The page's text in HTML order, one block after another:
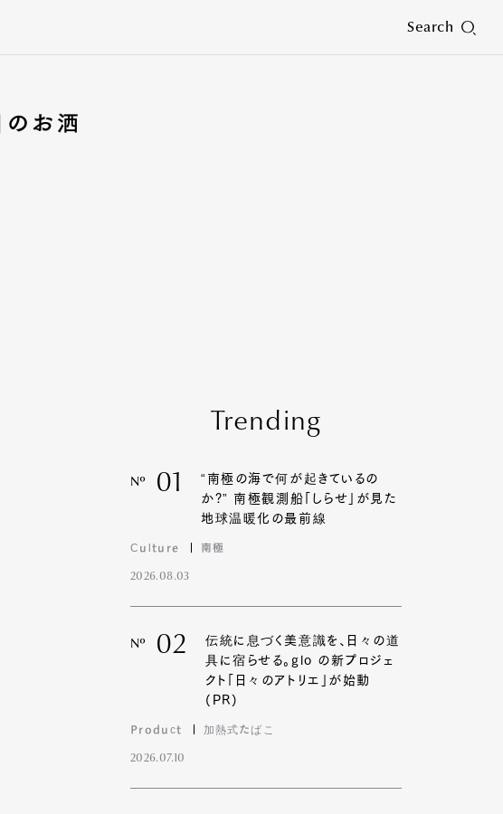
Search
のお洒
Trending
Nº 01
“南極の海で何が起きているの
か?” 南極観測船「しらせ」が見た
地球温暖化の最前線
Culture 南極
2026.08.03
Nº 02
伝統に息づく美意識を、日々の道
具に宿らせる。glo の新プロジェ
クト「日々のアトリエ」が始動
(PR)
Product 加熱式たばこ
2026.07.10